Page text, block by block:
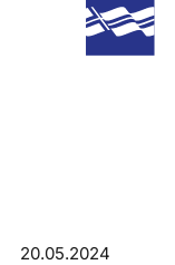
20.05.2024